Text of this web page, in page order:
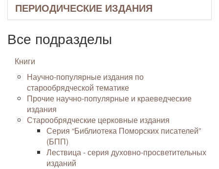
ПЕРИОДИЧЕСКИЕ ИЗДАНИЯ
Все подразделы
Книги
Научно-популярные издания по
старообрядческой тематике
Прочие научно-популярные и краеведческие
издания
Старообрядческие церковные издания
Серия “Библиотека Поморских писателей”
(БПП)
Лествица - серия духовно-просветительных
изданий